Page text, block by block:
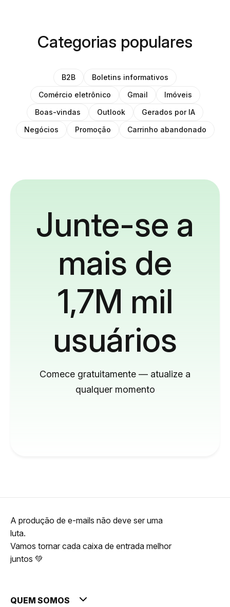
Categorias populares
B2B
Boletins informativos
Comércio eletrônico
Gmail
Imóveis
Boas-vindas
Outlook
Gerados por IA
Negócios
Promoção Carrinho abandonado
Junte-se a
mais de
1,7M mil
usuários
Comece gratuitamente — atualize a
qualquer momento
A produção de e-mails não deve ser uma
luta.
Vamos tornar cada caixa de entrada melhor
juntos 💚
QUEM SOMOS